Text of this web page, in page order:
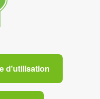
d'utilisation